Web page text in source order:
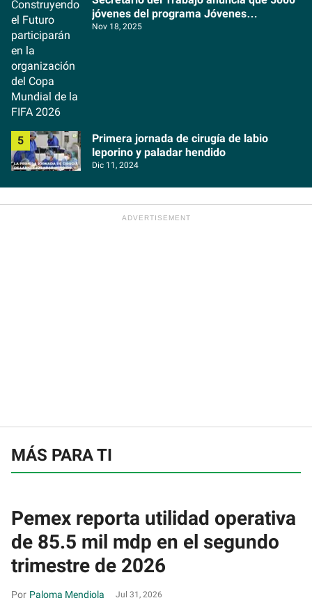
jóvenes del programa Jóvenes
Construyendo el Futuro participarán en la
Nov 18, 2025
Primera jornada de cirugía de labio
leporino y paladar hendido
Dic 11, 2024
MÁS PARA TI
Pemex reporta utilidad operativa
de 85.5 mil mdp en el segundo
trimestre de 2026
Paloma Mendiola Jul 31, 2026